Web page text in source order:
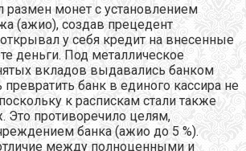
размен монет с установлением
(ажио), создав прецедент
у себя кредит на внесенные
деньги. Под металлическое
вкладов выдавались банком
банк в единого кассира не
к распискам стали также
Это противоречило целям,
банка (ажио до 5 %).
между полноценными и